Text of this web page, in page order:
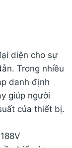
diện cho sự
Trong nhiều
danh định
giúp người
của thiết bị.